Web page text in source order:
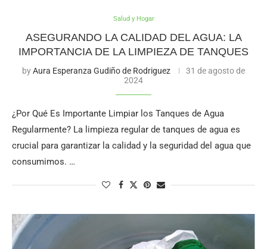
Salud y Hogar
ASEGURANDO LA CALIDAD DEL AGUA: LA
IMPORTANCIA DE LA LIMPIEZA DE TANQUES
byAura Esperanza Gudiño de Rodriguez
31 de agosto de
2024
¿Por Qué Es Importante Limpiar los Tanques de Agua
Regularmente? La limpieza regular de tanques de agua es
crucial para garantizar la calidad y la seguridad del agua que
consumimos. …